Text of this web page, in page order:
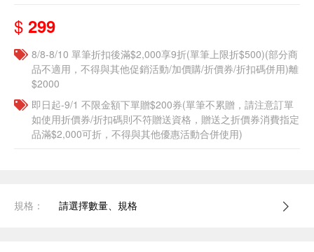
$ 299
8/8-8/10 單筆折扣後滿$2,000享9折(單筆上限折$500)(部分商
品不適用，不得與其他促銷活動/加價購/折價券/折扣碼併用)離
$2000
即日起-9/1 不限金額下單贈$200券(單筆不累贈，請注意訂單
如使用折價券/折扣碼則不符贈送資格，贈送之折價券消費指定
品滿$2,000可折，不得與其他優惠活動合併使用)
規格： 請選擇數量、規格